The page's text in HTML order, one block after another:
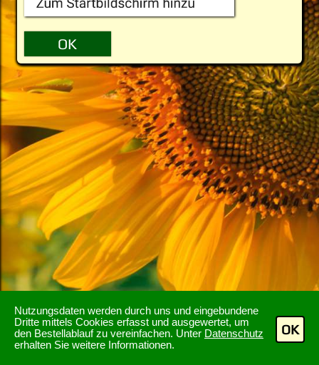
Nutzungsdaten werden durch uns und eingebundene
Dritte mittels Cookies erfasst und ausgewertet, um
den Bestellablauf zu vereinfachen. Unter Datenschutz
erhalten Sie weitere Informationen.
OK